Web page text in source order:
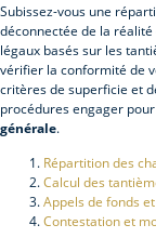
Subissez-vous une
déconnectée de la
légaux basés sur les
vérifier la conformité de
critères de superficie et
procédures engager pour
générale.
Répartition des
Calcul des
Appels de fonds
Contestation et